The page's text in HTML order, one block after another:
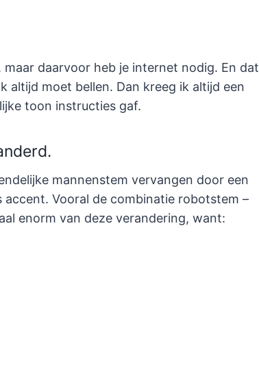
daarvoor heb je internet nodig. En dat
altijd moet bellen. Dan kreeg ik altijd een
toon instructies gaf.
mannenstem vervangen door een
Vooral de combinatie robotstem –
enorm van deze verandering, want: